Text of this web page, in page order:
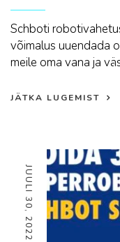
Schboti
võimalus uuendada
meile oma vana ja
JÄTKA LUGEMIST
JUULI 30, 2022